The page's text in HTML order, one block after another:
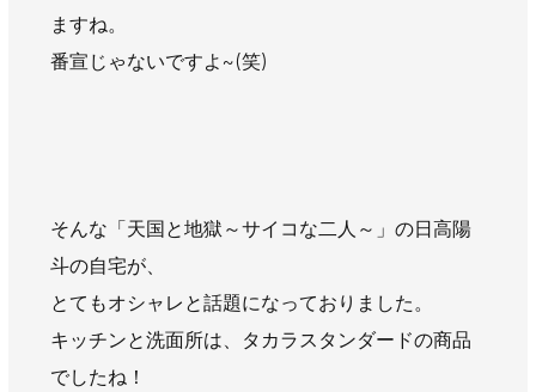
ますね。
番宣じゃないですよ~(笑)
そんな「天国と地獄～サイコな二人～」の日高陽
斗の自宅が、
とてもオシャレと話題になっておりました。
キッチンと洗面所は、タカラスタンダードの商品
でしたね！